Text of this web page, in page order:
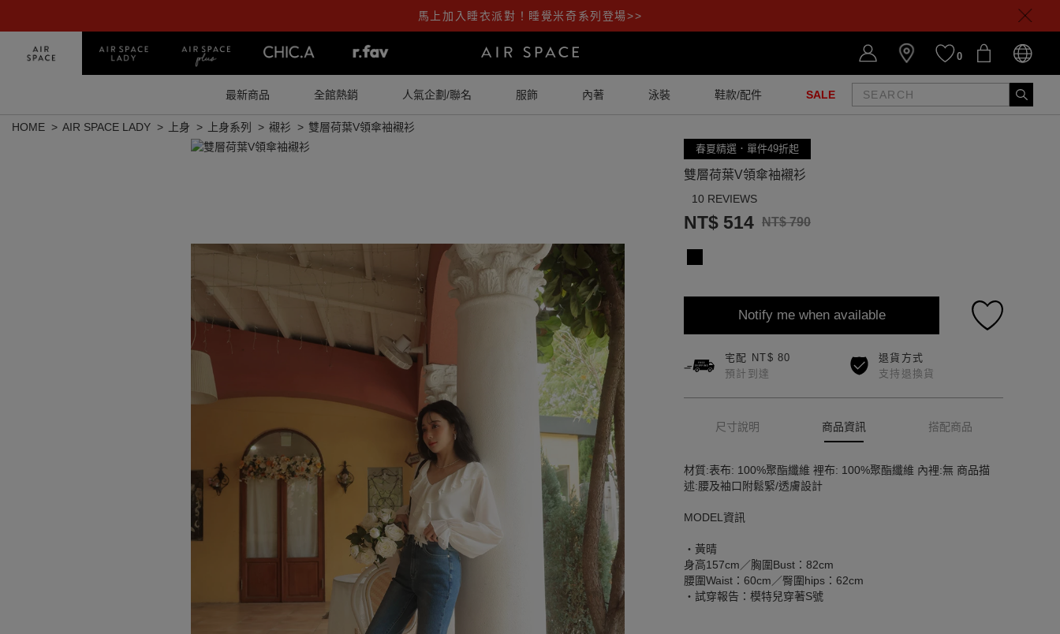
馬上加入睡衣派對！睡覺米奇系列登場>>
0
最新商品 全館熱銷 人氣企劃/聯名 服飾 內著 泳裝 鞋款/配件 SALE
HOME AIR SPACE LADY 上身 上身系列 襯衫 雙層荷葉V領傘袖襯衫
春夏精選．單件49折起
雙層荷葉V領傘袖襯衫
10 REVIEWS
NT$ 514 NT$ 790
Notify me when available
宅配 NT$ 80
預計到達
退貨方式
支持退換貨
尺寸說明 商品資訊 搭配商品
材質:表布: 100%聚酯纖維 裡布: 100%聚酯纖維 內裡:無 商品描
述:腰及袖口附鬆緊/透膚設計
MODEL資訊
‧黃晴
身高157cm／胸圍Bust：82cm
腰圍Waist：60cm／臀圍hips：62cm
‧試穿報告：模特兒穿著S號